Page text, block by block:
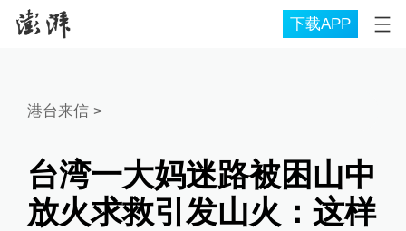
下载APP
港台来信>
台湾一大妈迷路被困山中
放火求救引发山火：这样